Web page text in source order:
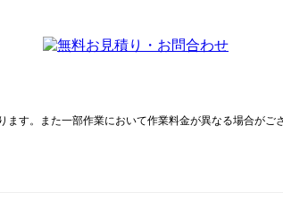
す。また一部作業において作業料金が異なる場合がご